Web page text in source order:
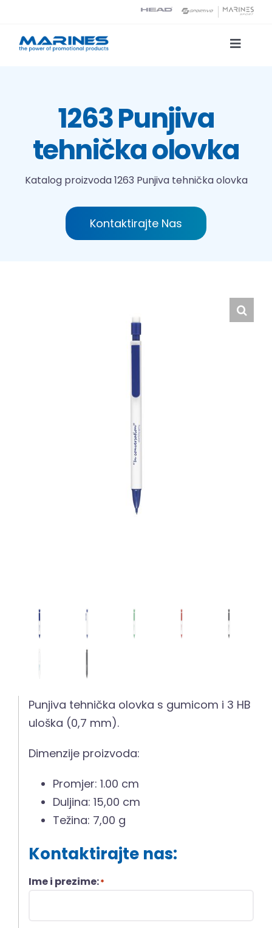
content
Toggle
Tehnologije tiska
O nama
1263 Punjiva
tehnička olovka
Katalog proizvoda1263 Punjiva tehnička olovka
Kontaktirajte Nas
Punjiva tehnička olovka s gumicom i 3 HB
uloška (0,7 mm).
Dimenzije proizvoda:
Promjer: 1.00 cm
Duljina: 15,00 cm
Težina: 7,00 g
Kontaktirajte nas:
Ime i prezime:*